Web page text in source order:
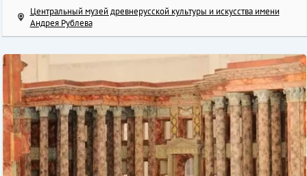
Центральный музей древнерусской культуры и искусства имени
Андрея Рублева